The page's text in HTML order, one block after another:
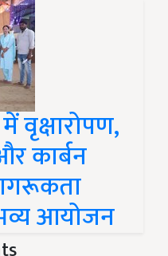
वृक्षारोपण,
कार्बन
आयोजन